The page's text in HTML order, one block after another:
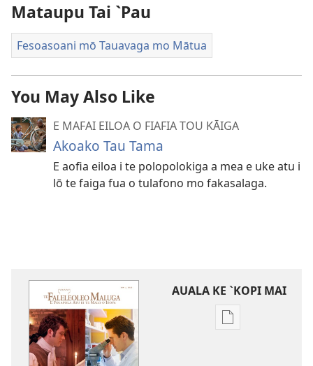
Mataupu Tai `Pau
Fesoasoani mō Tauavaga mo Mātua
You May Also Like
E MAFAI EILOA O FIAFIA TOU KĀIGA
Akoako Tau Tama
E aofia eiloa i te polopolokiga a mea e uke atu i
lō te faiga fua o tulafono mo fakasalaga.
AUALA KE `KOPI MAI
Auala